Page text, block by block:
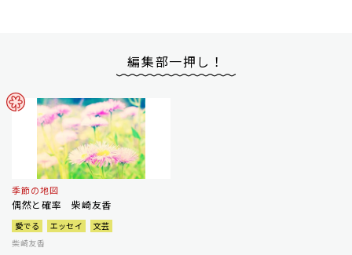
編集部一押し！
季節の地図
偶然と確率 柴崎友香
愛でる エッセイ
文芸
柴崎友香